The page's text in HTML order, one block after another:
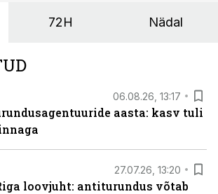
72H Nädal
06.08.26, 13:17
aasta: kasv tuli
27.07.26, 13:20
loovjuht: antiturundus võtab